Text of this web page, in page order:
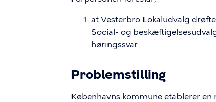
at Vesterbro Lokaludvalg
Social- og
høringssvar.
Problemstilling
Københavns kommune etablerer